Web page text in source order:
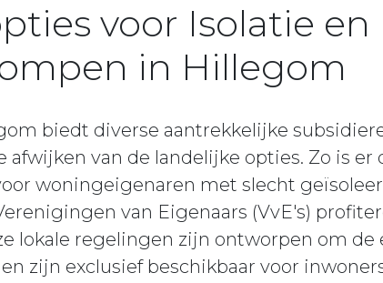
voor Isolatie en
in Hillegom
biedt diverse aantrekkelijke
van de landelijke opties. Zo is er
woningeigenaren met slecht
van Eigenaars (VvE's)
lokale regelingen zijn ontworpen om
zijn exclusief beschikbaar voor